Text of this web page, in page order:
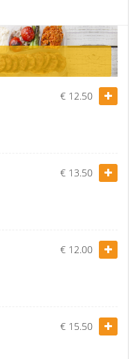
€ 12.50
€ 13.50
€ 12.00
€ 15.50